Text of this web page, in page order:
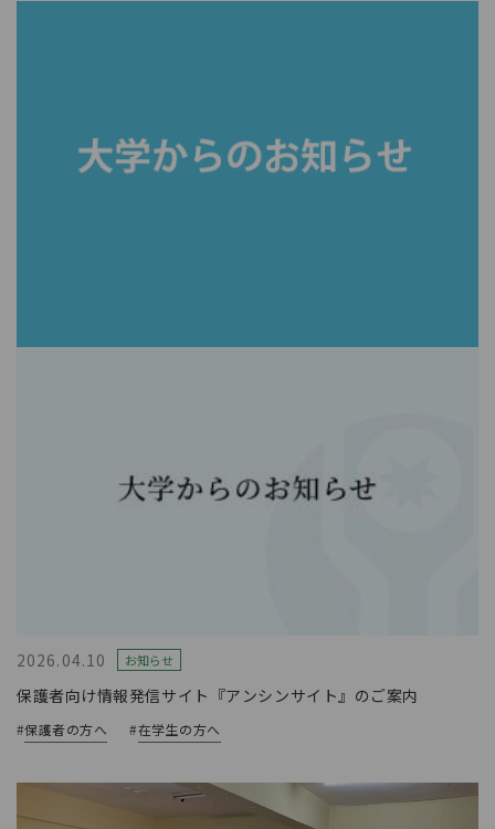
2026.04.10 お知らせ
保護者向け情報発信サイト『アンシンサイト』のご案内
#保護者の方へ #在学生の方へ